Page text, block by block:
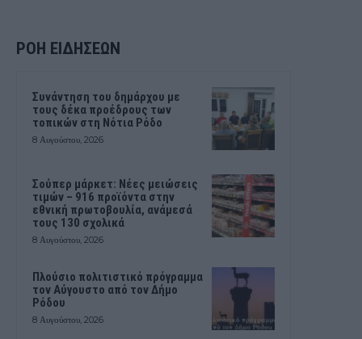
ΡΟΗ ΕΙΔΗΣΕΩΝ
Συνάντηση του δημάρχου με
τους δέκα προέδρους των
τοπικών στη Νότια Ρόδο
8 Αυγούστου, 2026
Σούπερ μάρκετ: Νέες μειώσεις
τιμών – 916 προϊόντα στην
εθνική πρωτοβουλία, ανάμεσά
τους 130 σχολικά
8 Αυγούστου, 2026
Πλούσιο πολιτιστικό πρόγραμμα
τον Αύγουστο από τον Δήμο
Ρόδου
8 Αυγούστου, 2026